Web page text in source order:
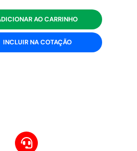
AO CARRINHO
INCLUIR NA COTAÇÃO